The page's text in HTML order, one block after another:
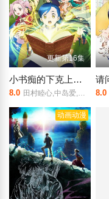
更新第16集
小书痴的下克上：为了成为图书管理员不择手段！第四季
8.0 田村睦心,中岛爱,子安武人,生天目仁美,井口裕香,前野智昭,折笠富美子,小山刚志,日野聪,中博史,内田彩,速水奖 8.0
动画动漫